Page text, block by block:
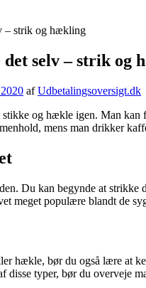
– strik og hækling
det selv – strik og
afUdbetalingsoversigt.dk
stikke og hækle igen. Man
mens man drikker
Du kan begynde at
meget populære blandt de
hækle, bør du også lære at
disse typer, bør du overveje